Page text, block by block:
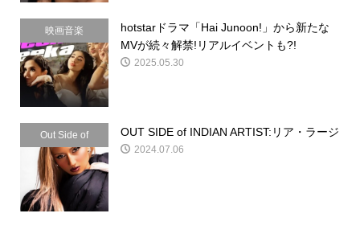
映画音楽
hotstarドラマ「Hai Junoon!」から新たな
MVが続々解禁!リアルイベントも?!
2025.05.30
Out Side of
Indian
OUT SIDE of INDIAN ARTIST:リア・ラージ
2024.07.06